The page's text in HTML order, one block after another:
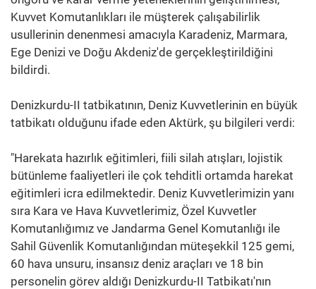
Kuvvet Komutanlıkları ile müşterek çalışabilirlik
usullerinin denenmesi amacıyla Karadeniz, Marmara,
Ege Denizi ve Doğu Akdeniz'de gerçekleştirildiğini
bildirdi.
Denizkurdu-II tatbikatının, Deniz Kuvvetlerinin en büyük
tatbikatı olduğunu ifade eden Aktürk, şu bilgileri verdi:
"Harekata hazırlık eğitimleri, fiili silah atışları, lojistik
bütünleme faaliyetleri ile çok tehditli ortamda harekat
eğitimleri icra edilmektedir. Deniz Kuvvetlerimizin yanı
sıra Kara ve Hava Kuvvetlerimiz, Özel Kuvvetler
Komutanlığımız ve Jandarma Genel Komutanlığı ile
Sahil Güvenlik Komutanlığından müteşekkil 125 gemi,
60 hava unsuru, insansız deniz araçları ve 18 bin
personelin görev aldığı Denizkurdu-II Tatbikatı'nın